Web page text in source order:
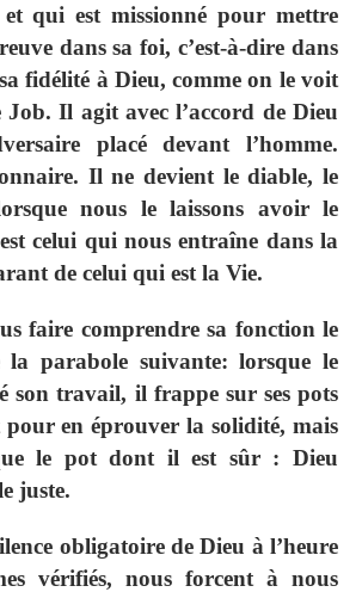
qui est missionné pour mettre
dans sa foi, c’est-à-dire dans
fidélité à Dieu, comme on le voit
Il agit avec l’accord de Dieu
placé devant l’homme.
Il ne devient le diable, le
nous le laissons avoir le
celui qui nous entraîne dans la
de celui qui est la Vie.
faire comprendre sa fonction le
la parabole suivante: lorsque le
son travail, il frappe sur ses pots
en éprouver la solidité, mais
le pot dont il est sûr : Dieu
juste.
obligatoire de Dieu à l’heure
vérifiés, nous forcent à nous